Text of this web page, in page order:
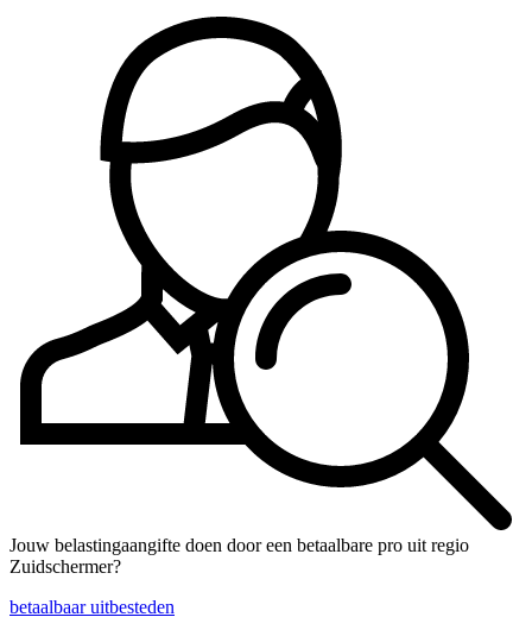
Jouw belastingaangifte doen door een betaalbare pro uit regio
Zuidschermer?
betaalbaar uitbesteden